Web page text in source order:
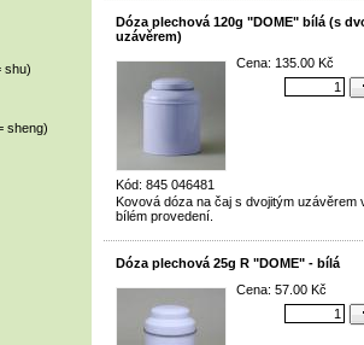
shu)
sheng)
Dóza plechová 120g "DOME" bílá (s
uzávěrem)
Kód: 845 046481
Cena: 135.00 Kč
Kovová dóza na čaj s dvojitým uzávěrem
bílém provedení.
Dóza plechová 25g R "DOME" - bílá
Cena: 57.00 Kč